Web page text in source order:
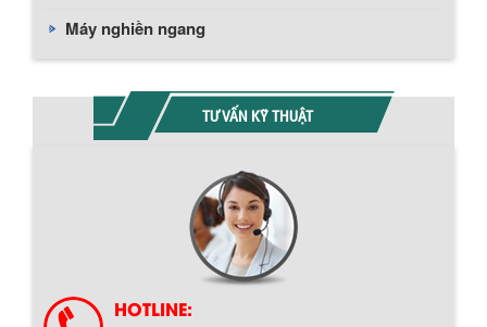
Máy nghiền ngang
TƯ VẤN KỸ THUẬT
HOTLINE:
Chính sách giao hàng